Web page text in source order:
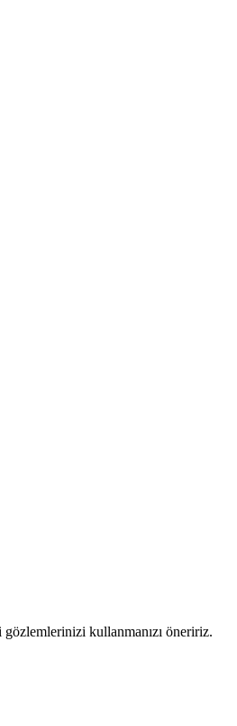
gözlemlerinizi kullanmanızı öneririz.